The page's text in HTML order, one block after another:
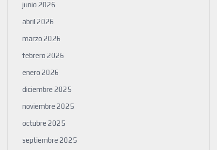
junio 2026
abril 2026
marzo 2026
febrero 2026
enero 2026
diciembre 2025
noviembre 2025
octubre 2025
septiembre 2025